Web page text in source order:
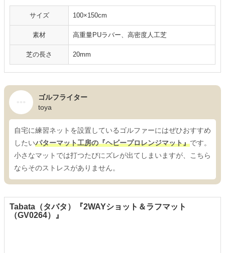
サイズ 100×150cm
素材 高重量PUラバー、高密度人工芝
芝の長さ 20mm
ゴルフライター
toya
自宅に練習ネットを設置しているゴルファーにはぜひおすすめ
したいパターマット工房の『ヘビープロレンジマット』です。
小さなマットでは打つたびにズレが出てしまいますが、こちら
ならそのストレスがありません。
Tabata（タバタ）『2WAYショット＆ラフマット
（GV0264）』